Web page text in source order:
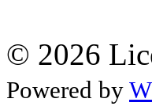
© 2026
Powered by